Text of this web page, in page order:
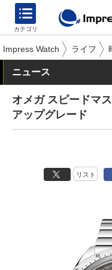
カテゴリ
Impress Watch ライフ
ニュース
オメガ スピードマ
アップグレード
リスト